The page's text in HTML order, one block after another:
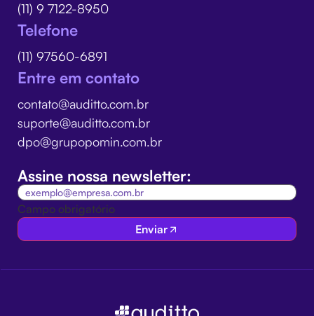
(11) 9 7122-8950
Telefone
(11) 97560-6891
Entre em contato
contato@auditto.com.br
suporte@auditto.com.br
dpo@grupopomin.com.br
Assine nossa newsletter:
Campo obrigatório
Enviar